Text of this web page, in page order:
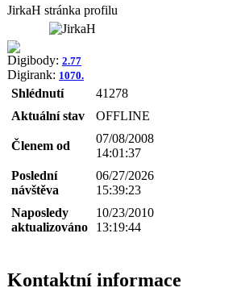
JirkaH stránka profilu
Digibody: 2.77
Digirank: 1070.
Shlédnutí
41278
Aktuální stav
OFFLINE
Členem od
07/08/2008
14:01:37
Poslední
návštěva
06/27/2026
15:39:23
Naposledy
aktualizováno
10/23/2010
13:19:44
Kontaktní informace